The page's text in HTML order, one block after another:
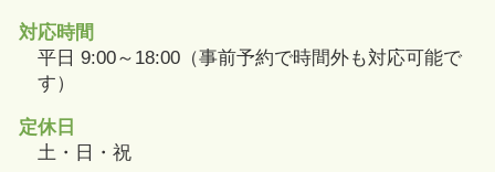
対応時間
平日 9:00～18:00（事前予約で時間外も対応可能で
す）
定休日
土・日・祝